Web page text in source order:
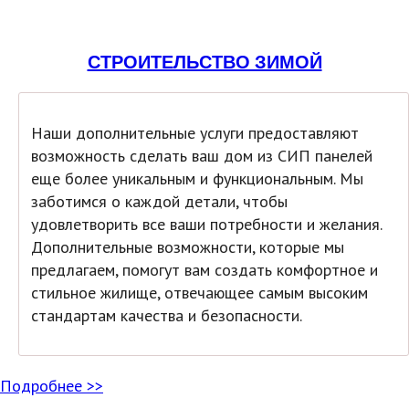
СТРОИТЕЛЬСТВО ЗИМОЙ
Наши дополнительные услуги предоставляют
возможность сделать ваш дом из СИП панелей
еще более уникальным и функциональным. Мы
заботимся о каждой детали, чтобы
удовлетворить все ваши потребности и желания.
Дополнительные возможности, которые мы
предлагаем, помогут вам создать комфортное и
стильное жилище, отвечающее самым высоким
стандартам качества и безопасности.
Подробнее >>